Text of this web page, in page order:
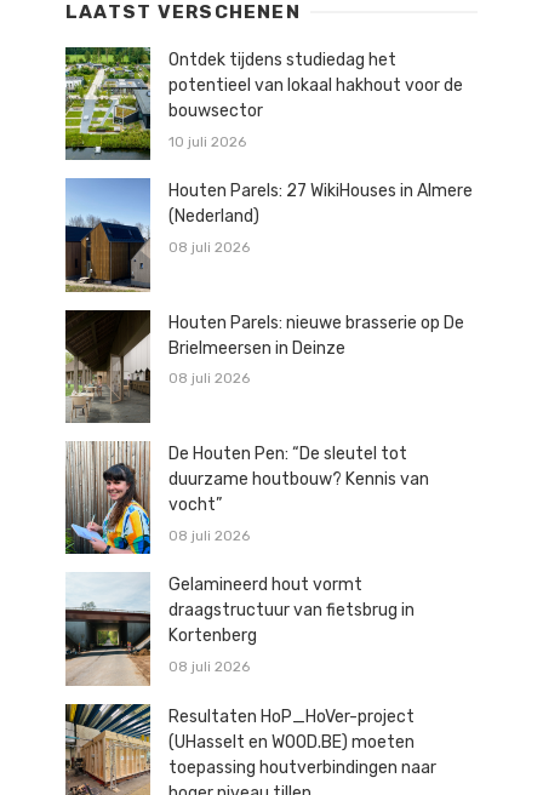
LAATST VERSCHENEN
Ontdek tijdens studiedag het
potentieel van lokaal hakhout voor de
bouwsector
10 juli 2026
Houten Parels: 27 WikiHouses in Almere
(Nederland)
08 juli 2026
Houten Parels: nieuwe brasserie op De
Brielmeersen in Deinze
08 juli 2026
De Houten Pen: “De sleutel tot
duurzame houtbouw? Kennis van
vocht”
08 juli 2026
Gelamineerd hout vormt
draagstructuur van fietsbrug in
Kortenberg
08 juli 2026
Resultaten HoP_HoVer-project
(UHasselt en WOOD.BE) moeten
toepassing houtverbindingen naar